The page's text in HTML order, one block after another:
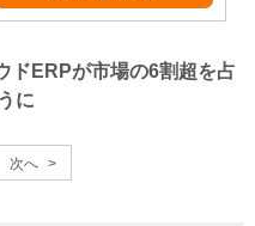
ドERPが市場の6割超を占
に
次へ >